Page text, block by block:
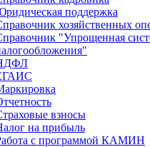
поддержка
хозяйственных
"Упрощенная
взносы
на прибыль
с программой КАМИН